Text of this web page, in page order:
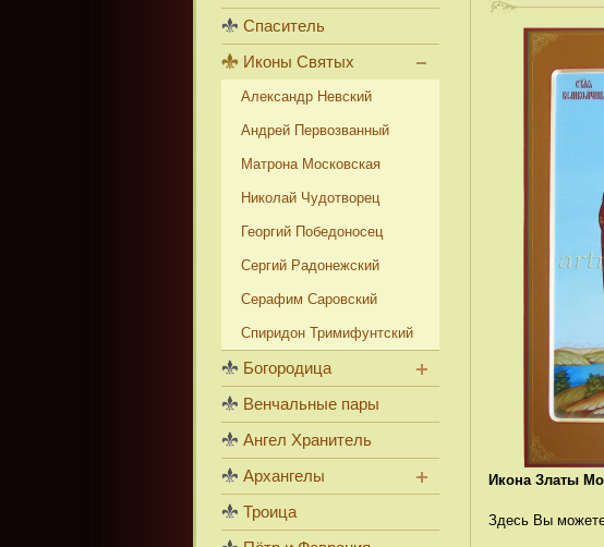
Икона Златы
Здесь Вы
Спаситель
Иконы Святых
Александр Невский
Андрей Первозванный
Матрона Московская
Николай Чудотворец
Георгий Победоносец
Сергий Радонежский
Серафим Саровский
Спиридон Тримифунтский
Богородица
Венчальные пары
Ангел Хранитель
Архангелы
Троица